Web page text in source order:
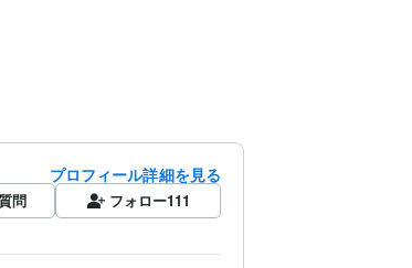
プロフィール詳細を見る
問 フォロー111